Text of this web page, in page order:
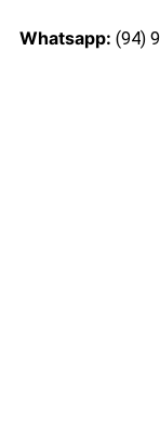
Whatsapp: (94)